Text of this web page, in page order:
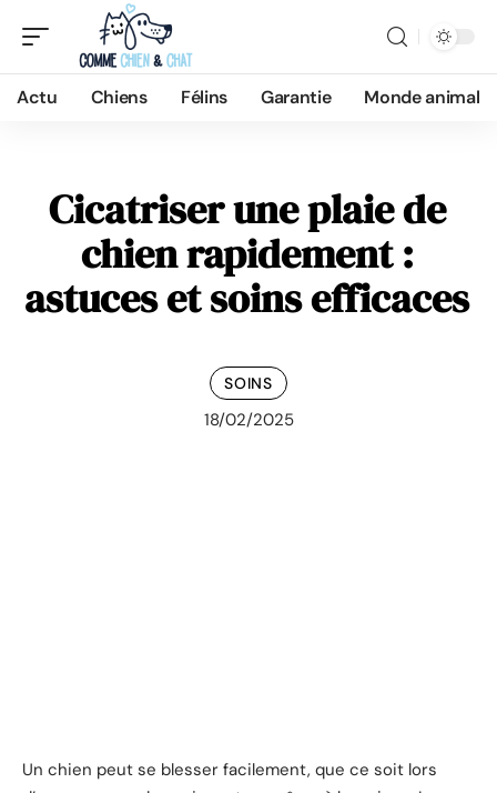
Actu Chiens Félins Garantie Monde animal
Cicatriser une plaie de
chien rapidement :
astuces et soins efficaces
SOINS
18/02/2025
Un chien peut se blesser facilement, que ce soit lors